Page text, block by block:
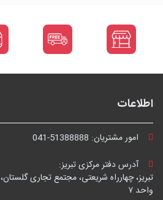
اطلاعات
امور مشتریان: 041-51388888
آدرس دفتر مرکزی تبریز:
تبریز، چهارراه شریعتی، مجتمع تجاری گلستان،
واحد ۷